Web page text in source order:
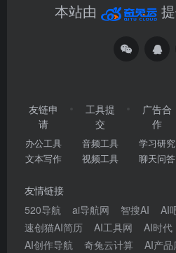
本站由
友链申
请
办公工具
文本写作
工具提
交
音频工具
视频工具
广告合
作
学习研究
聊天问答
友情链接
520导航
ai导航网 智搜AI AI
速创猫AI简历
AI工具网 AI时代
AI创作导航
奇兔云计算 AI产品